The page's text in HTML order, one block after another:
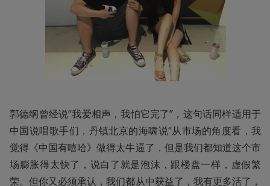
郭德纲曾经说“我爱相声，我怕它完了”，这句话同样适用于
中国说唱歌手们，丹镇北京的海啸说“从市场的角度看，我
觉得《中国有嘻哈》做得太牛逼了，但是我们都知道这个市
场膨胀得太快了，说白了就是泡沫，跟楼盘一样，虚假繁
荣。但你又必须承认，我们都从中获益了，我有更多活了，